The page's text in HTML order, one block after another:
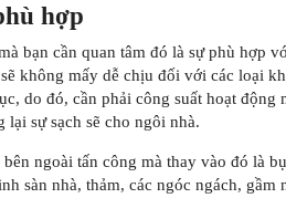
hợp
bạn cần quan tâm đó là sự phù hợp
không mấy dễ chịu đối với các loại
do đó, cần phải công suất hoạt động
sự sạch sẽ cho ngôi nhà.
ngoài tấn công mà thay vào đó là
sàn nhà, thảm, các ngóc ngách,